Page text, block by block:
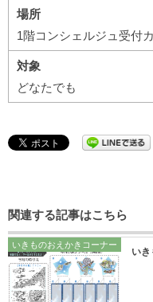
場所
1階コンシェルジュ受付
対象
どなたでも
関連する記事はこちら
いきものおえかきコーナー
い